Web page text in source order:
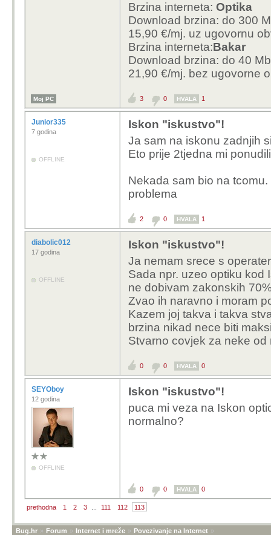
Brzina interneta: Optika
Download brzina: do 300
15,90 €/mj. uz ugovornu
Brzina interneta:Bakar
Download brzina: do 40
21,90 €/mj. bez ugovorne
Moj PC 3 0 HVALA 1
Junior335
7 godina
OFFLINE
Iskon "iskustvo"!
Ja sam na iskonu zadnjih
Eto prije 2tjedna mi
Nekada sam bio na
problema
2 0 HVALA 1
diabolic012
17 godina
OFFLINE
Iskon "iskustvo"!
Ja nemam srece s
Sada npr. uzeo optiku kod
ne dobivam zakonskih
Zvao ih naravno i moram
Kazem joj takva i takva
brzina nikad nece biti
Stvarno covjek za neke
0 0 HVALA 0
SEYOboy
12 godina
OFFLINE
Iskon "iskustvo"!
puca mi veza na Iskon
normalno?
0 0 HVALA 0
prethodna 1 2 3 111 112 113
Bug.hr » Forum » Internet i mreže » Povezivanje na Internet »